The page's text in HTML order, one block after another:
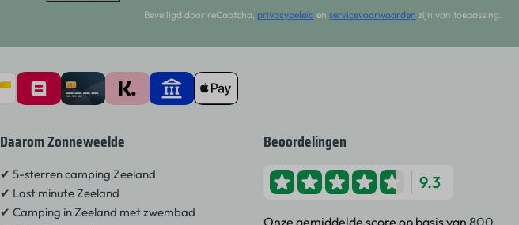
Beveiligd door reCaptcha, privacybeleid en servicevoorwaarden zijn van toepassing.
Daarom Zonneweelde
✔︎ 5-sterren camping Zeeland
✔︎ Last minute Zeeland
✔︎ Camping in Zeeland met zwembad
Beoordelingen
9.3
Onze gemiddelde score op basis van 800